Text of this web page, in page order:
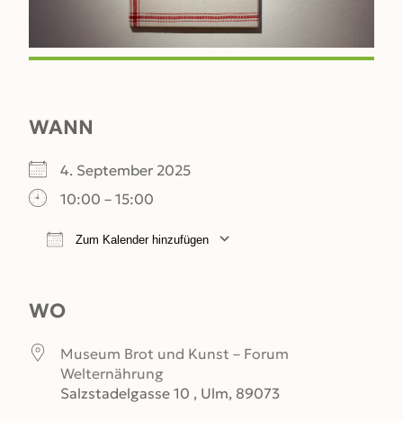
WANN
4. September 2025
10:00 – 15:00
Zum Kalender hinzufügen
WO
Museum Brot und Kunst – Forum
Welternährung
Salzstadelgasse 10 , Ulm, 89073